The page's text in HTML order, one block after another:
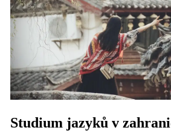
Studium jazyků v